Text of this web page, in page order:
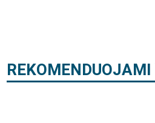
REKOMENDUOJAMI